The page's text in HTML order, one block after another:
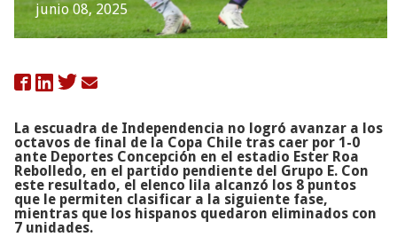
junio 08, 2025

La escuadra de Independencia no logró avanzar a los
octavos de final de la Copa Chile tras caer por 1-0
ante Deportes Concepción en el estadio Ester Roa
Rebolledo, en el partido pendiente del Grupo E. Con
este resultado, el elenco lila alcanzó los 8 puntos
que le permiten clasificar a la siguiente fase,
mientras que los hispanos quedaron eliminados con
7 unidades.